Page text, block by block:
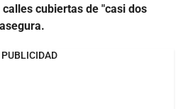
calles cubiertas de "casi dos
PUBLICIDAD